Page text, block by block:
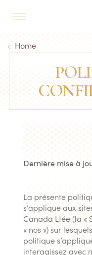
MAIN
Breadcrumb
Home
Dernière mise à
La présente
s’applique aux
Canada Ltée (la «
« nos ») sur
politique
interagissez avec